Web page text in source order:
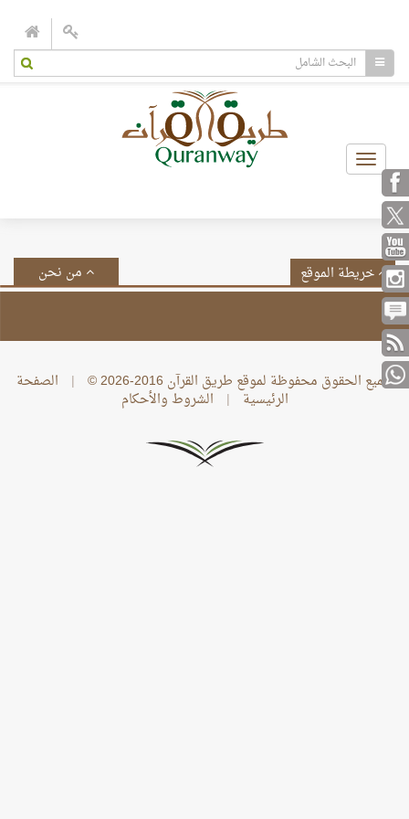
Toggle
navigation
من نحن خريطة الموقع
جميع الحقوق محفوظة لموقع طريق القرآن 2016-2026 © | الصفحة
الرئيسية | الشروط والأحكام